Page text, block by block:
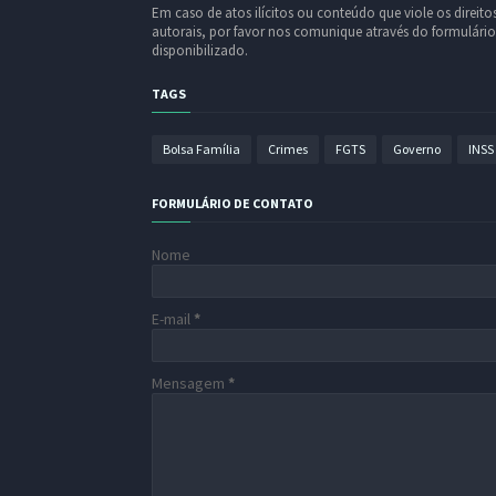
Em caso de atos ilícitos ou conteúdo que viole os
autorais, por favor nos comunique através do formulário
disponibilizado.
TAGS
Bolsa Família Crimes FGTS Governo INSS
FORMULÁRIO DE CONTATO
Nome
E-mail *
Mensagem *